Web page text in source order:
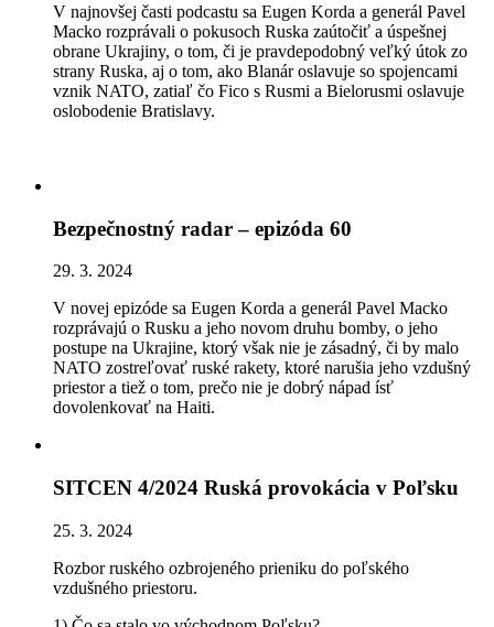
V najnovšej časti podcastu sa Eugen Korda a generál Pavel
Macko rozprávali o pokusoch Ruska zaútočiť a úspešnej
obrane Ukrajiny, o tom, či je pravdepodobný veľký útok zo
strany Ruska, aj o tom, ako Blanár oslavuje so spojencami
vznik NATO, zatiaľ čo Fico s Rusmi a Bielorusmi oslavuje
oslobodenie Bratislavy.
Bezpečnostný radar – epizóda 60
29. 3. 2024
V novej epizóde sa Eugen Korda a generál Pavel Macko
rozprávajú o Rusku a jeho novom druhu bomby, o jeho
postupe na Ukrajine, ktorý však nie je zásadný, či by malo
NATO zostreľovať ruské rakety, ktoré narušia jeho vzdušný
priestor a tiež o tom, prečo nie je dobrý nápad ísť
dovolenkovať na Haiti.
SITCEN 4/2024 Ruská provokácia v Poľsku
25. 3. 2024
Rozbor ruského ozbrojeného prieniku do poľského
vzdušného priestoru.